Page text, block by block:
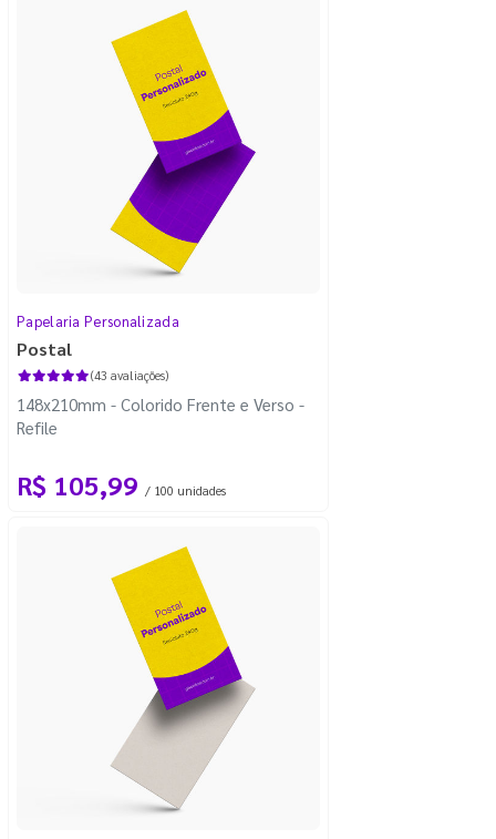
Papelaria Personalizada
Postal
(43 avaliações)
148x210mm - Colorido Frente e Verso -
Refile
R$ 105,99 / 100 unidades